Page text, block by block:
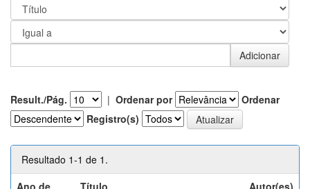
Result./Pág. | Ordenar por
Ordenar
Registro(s)
Resultado 1-1 de 1.
Ano de
Título Autor(es)